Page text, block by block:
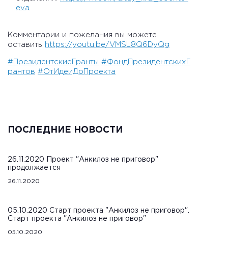
eva
Комментарии и пожелания вы можете
оставить
https://youtu.be/VMSL8Q6DyQg
#ПрезидентскиеГранты #ФондПрезидентскихГ
рантов #ОтИдеиДоПроекта
ПОСЛЕДНИЕ НОВОСТИ
26.11.2020 Проект "Анкилоз не приговор"
продолжается
26.11.2020
05.10.2020 Старт проекта "Анкилоз не приговор".
Старт проекта "Анкилоз не приговор"
05.10.2020